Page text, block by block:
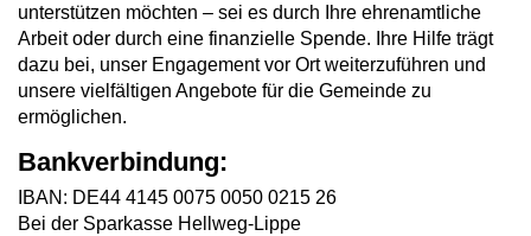
unterstützen möchten – sei es durch Ihre ehrenamtliche
Arbeit oder durch eine finanzielle Spende. Ihre Hilfe trägt
dazu bei, unser Engagement vor Ort weiterzuführen und
unsere vielfältigen Angebote für die Gemeinde zu
ermöglichen.
Bankverbindung:
IBAN: DE44 4145 0075 0050 0215 26
Bei der Sparkasse Hellweg-Lippe